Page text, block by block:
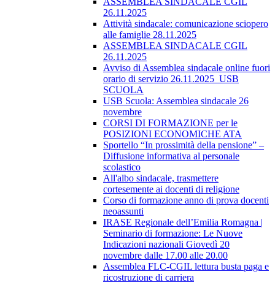
26.11.2025
Attività sindacale: comunicazione sciopero
alle famiglie 28.11.2025
ASSEMBLEA SINDACALE CGIL
26.11.2025
Avviso di Assemblea sindacale online fuori
orario di servizio 26.11.2025_USB
SCUOLA
USB Scuola: Assemblea sindacale 26
novembre
CORSI DI FORMAZIONE per le
POSIZIONI ECONOMICHE ATA
Sportello “In prossimità della pensione” –
Diffusione informativa al personale
scolastico
All'albo sindacale, trasmettere
cortesemente ai docenti di religione
Corso di formazione anno di prova docenti
neoassunti
IRASE Regionale dell’Emilia Romagna |
Seminario di formazione: Le Nuove
Indicazioni nazionali Giovedì 20
novembre dalle 17.00 alle 20.00
Assemblea FLC-CGIL lettura busta paga e
ricostruzione di carriera